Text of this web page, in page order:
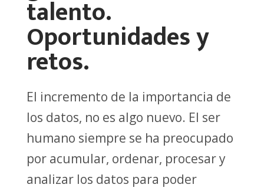
talento.
Oportunidades y
retos.
El incremento de la importancia de
los datos, no es algo nuevo. El ser
humano siempre se ha preocupado
por acumular, ordenar, procesar y
analizar los datos para poder